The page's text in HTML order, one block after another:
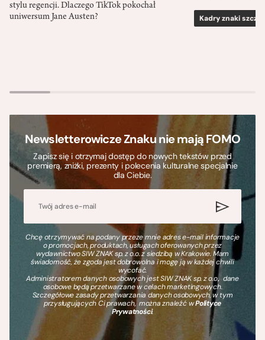
stylu regencji. Dlaczego TikTok pokochał
uniwersum Jane Austen?
Kadry znaki
Newsletterowicze Znaku nie mają FOMO
Zapisz się i otrzymaj dostęp do nowych tekstów przed
premierą, zniżki, prezenty i polecenia kulturalne specjalnie
dla Ciebie.
Chcę otrzymywać na podany przeze mnie adres e-mail informacje
o promocjach, produktach, usługach oferowanych przez
wydawnictwo SIW ZNAK sp. z o.o. z siedzibą w Krakowie. Mam
świadomość, że zgoda jest dobrowolna i mogę ją w każdej chwili
wycofać.
Administratorem danych osobowych jest SIW ZNAK sp. z o.o., dane
osobowe będą przetwarzane w celach marketingowych.
Szczegółowe zasady przetwarzania danych osobowych, w tym
przysługujących Ci prawach, można znaleźć wPolityce
Prywatności.